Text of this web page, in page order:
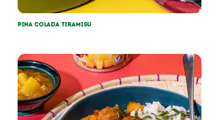
Pina colada tiramisu